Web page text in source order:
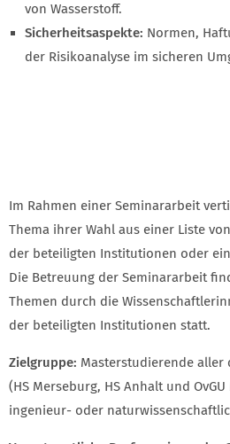
von Wasserstoff.
Sicherheitsaspekte: Normen,
der Risikoanalyse im sicheren
Im Rahmen einer Seminararbeit
Thema ihrer Wahl aus einer Liste
der beteiligten Institutionen oder
Die Betreuung der Seminararbeit
Themen durch die
der beteiligten Institutionen statt.
Zielgruppe: Masterstudierende
(HS Merseburg, HS Anhalt und
ingenieur- oder